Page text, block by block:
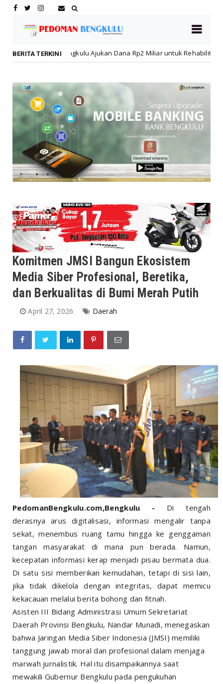
BERITA TERKINI
Ajukan Dana Rp2 Miliar untuk Rehabilitasi SMPN 19 Pascakebakaran
Komitmen JMSI Bangun Ekosistem
Media Siber Profesional, Beretika,
dan Berkualitas di Bumi Merah Putih
April 27, 2026 Daerah
PedomanBengkulu.com,Bengkulu - Di tengah
derasnya arus digitalisasi, informasi mengalir tanpa
sekat, menembus ruang tamu hingga ke genggaman
tangan masyarakat di mana pun berada. Namun,
kecepatan informasi kerap menjadi pisau bermata dua.
Di satu sisi memberikan kemudahan, tetapi di sisi lain,
jika tidak dikelola dengan integritas, dapat memicu
kekacauan melalui berita bohong dan fitnah.
Asisten III Bidang Administrasi Umum Sekretariat
Daerah Provinsi Bengkulu, Nandar Munadi, menegaskan
bahwa Jaringan Media Siber Indonesia (JMSI) memiliki
tanggung jawab moral dan profesional dalam menjaga
marwah jurnalistik. Hal itu disampaikannya saat
mewakili Gubernur Bengkulu pada pengukuhan